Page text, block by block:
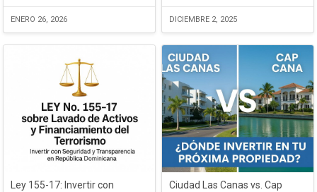
ENERO 26, 2026 DICIEMBRE 2, 2025
Ley 155-17: Invertir con
Ciudad Las Canas vs. Cap